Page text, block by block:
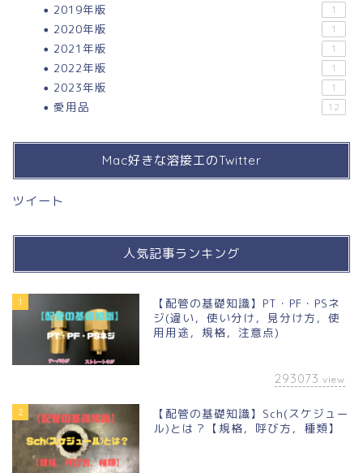
2019年版 1
2020年版 1
2021年版 1
2022年版 1
2023年版 1
愛用品 12
Mac好きな溶接工のTwitter
ツイート
人気記事ランキング
1
【配管の基礎知識】PT・PF・PSネ
ジ(違い，使い分け，見分け方，使
用用途，規格，注意点)
293073 view
2
【配管の基礎知識】Sch(スケジュー
ル)とは？【規格，呼び方，種類】